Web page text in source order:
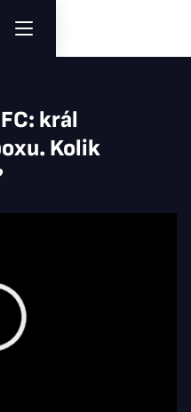
král
Kolik